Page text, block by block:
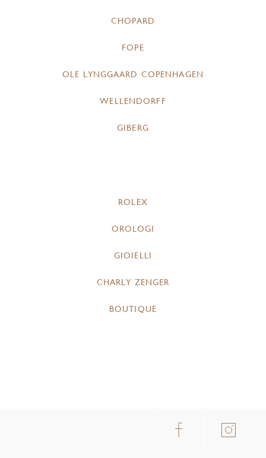
CHOPARD
FOPE
OLE LYNGGAARD COPENHAGEN
WELLENDORFF
GIBERG
ROLEX
OROLOGI
GIOIELLI
CHARLY ZENGER
BOUTIQUE